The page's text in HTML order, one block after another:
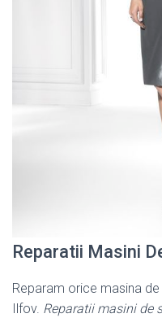
Reparatii Masini
Reparam orice masina
Ilfov. Reparatii masini de